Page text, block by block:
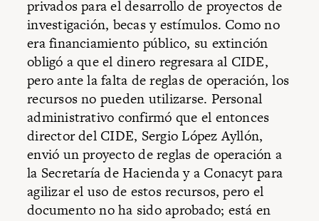
privados para el desarrollo de proyectos de
investigación, becas y estímulos. Como no
era financiamiento público, su extinción
obligó a que el dinero regresara al CIDE,
pero ante la falta de reglas de operación, los
recursos no pueden utilizarse. Personal
administrativo confirmó que el entonces
director del CIDE, Sergio López Ayllón,
envió un proyecto de reglas de operación a
la Secretaría de Hacienda y a Conacyt para
agilizar el uso de estos recursos, pero el
documento no ha sido aprobado; está en